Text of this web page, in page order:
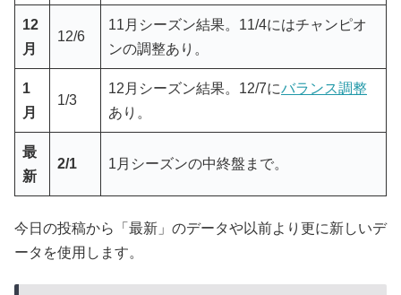
12
月
12/6
11月シーズン結果。11/4にはチャンピオ
ンの調整あり。
1
月
1/3
12月シーズン結果。12/7にバランス調整
あり。
最
新
2/1 1月シーズンの中終盤まで。
今日の投稿から「最新」のデータや以前より更に新しいデ
ータを使用します。